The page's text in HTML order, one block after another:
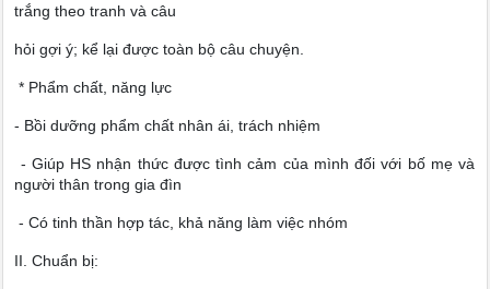
trắng theo tranh và câu
hỏi gợi ý; kể lại được toàn bộ câu chuyện.
* Phẩm chất, năng lực
- Bồi dưỡng phẩm chất nhân ái, trách nhiệm
- Giúp HS nhận thức được tình cảm của mình đối với bố mẹ và
người thân trong gia đìn
- Có tinh thần hợp tác, khả năng làm việc nhóm
II. Chuẩn bị: